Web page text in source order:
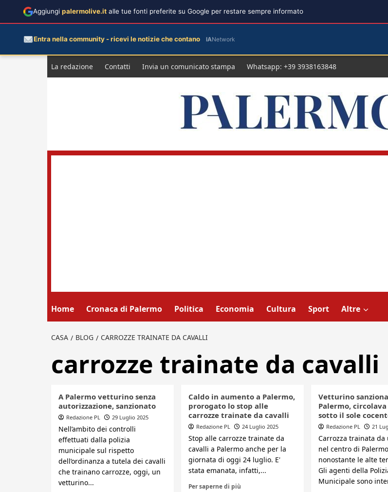
La redazione Contatti Invia un comunicato stampa Whatsapp: +39 3938163848
Home Cronaca di Palermo Politica Economia Cultura Sport Altre
CASA BLOG CARROZZE TRAINATE DA CAVALLI
carrozze trainate da cavalli
A Palermo vetturino senza
autorizzazione, sanzionato
Redazione PL 29 Luglio 2025
Nell’ambito dei controlli
effettuati dalla polizia
municipale sul rispetto
dell’ordinanza a tutela dei cavalli
che trainano carrozze, oggi, un
vetturino...
Caldo in aumento a Palermo,
prorogato lo stop alle
carrozze trainate da cavalli
Redazione PL 24 Luglio 2025
Stop alle carrozze trainate da
cavalli a Palermo anche per la
giornata di oggi 24 luglio. E'
stata emanata, infatti,...
Per saperne di più
Vetturino
Palermo,
sotto il sole
Redazione PL 21
Carrozza trainata da
nel centro di Palermo
nonostante le alte
Gli agenti della
Municipale sono
Aggiungi palermolive.it alle tue fonti preferite su Google per restare sempre informato
Entra nella community - ricevi le notizie che contano IANetwork